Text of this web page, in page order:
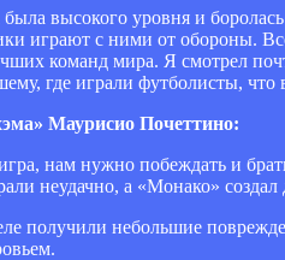
высокого уровня и
играют с ними от обороны.
команд мира. Я смотрел
где играли футболисты, что
Маурисио Почеттино:
нам нужно побеждать и
неудачно, а «Монако» создал
получили небольшие